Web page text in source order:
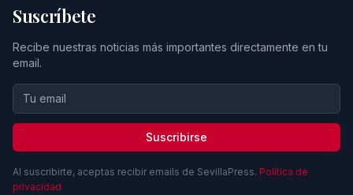
Suscríbete
Recibe nuestras noticias más importantes directamente en tu
email.
Suscribirse
Al suscribirte, aceptas recibir emails de SevillaPress. Política de
privacidad